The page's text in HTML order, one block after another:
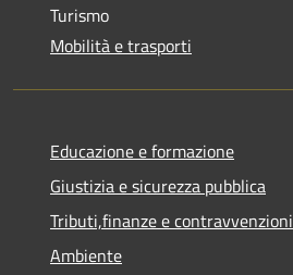
Turismo
Mobilità e trasporti
Educazione e formazione
Giustizia e sicurezza pubblica
Tributi,finanze e contravvenzioni
Ambiente